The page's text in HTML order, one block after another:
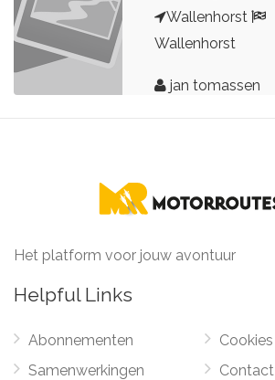
Wallenhorst
Wallenhorst
jan tomassen
Het platform voor jouw avontuur
Helpful Links
Abonnementen
Samenwerkingen
Cookies
Contact